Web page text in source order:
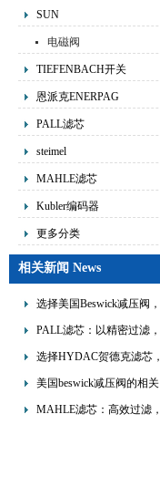
SUN
电磁阀
TIEFENBACH开关
恩派克ENERPAG
PALL滤芯
steimel
MAHLE滤芯
Kubler编码器
更多分类
相关新闻 News
选择美国Beswick减压阀，
提升流体系统效率
PALL滤芯：以精密过滤，
为工业流体筑起“隐形安全
选择HYDAC贺德克滤芯，
享受精准过滤与稳定性能
美国beswick减压阀的相关
知识
MAHLE滤芯：高效过滤，